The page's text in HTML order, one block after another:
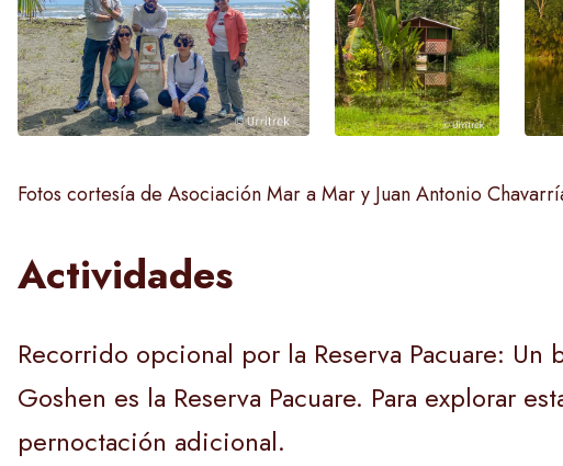
Fotos cortesía de Asociación Mar a Mar y Juan Antonio
Actividades
Recorrido opcional por la Reserva Pacuare:
Goshen es la Reserva Pacuare. Para explorar
pernoctación adicional.